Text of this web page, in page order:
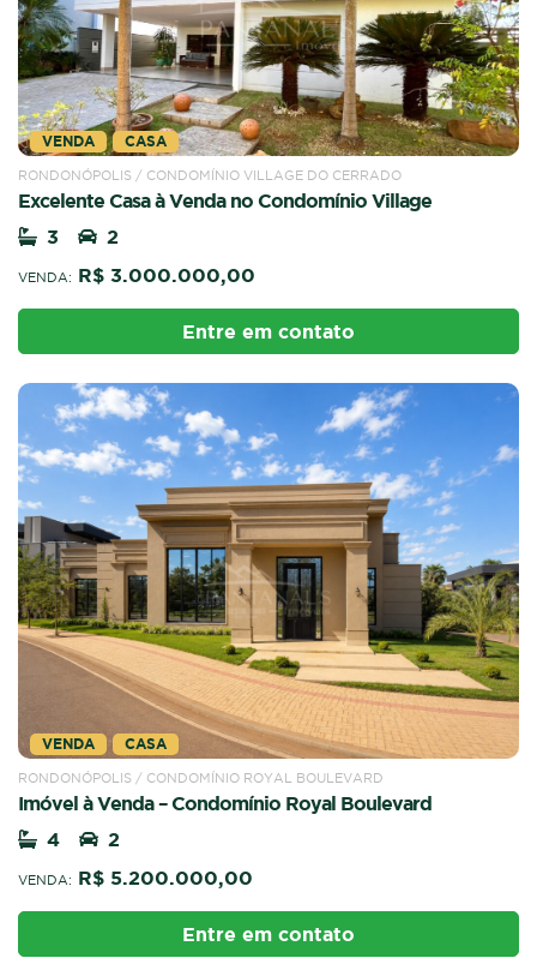
VENDA CASA
RONDONÓPOLIS / CONDOMÍNIO VILLAGE DO CERRADO
Excelente Casa à Venda no Condomínio Village
3
2
VENDA: R$ 3.000.000,00
Entre em contato
VENDA CASA
RONDONÓPOLIS / CONDOMÍNIO ROYAL BOULEVARD
Imóvel à Venda – Condomínio Royal Boulevard
4
2
VENDA: R$ 5.200.000,00
Entre em contato